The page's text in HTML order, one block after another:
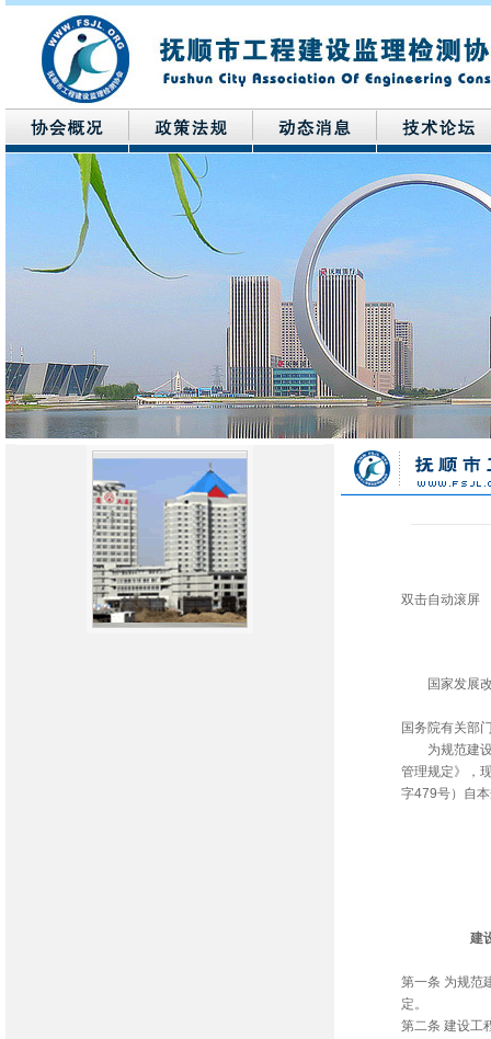
双击自动滚屏
国家发展改
国务院有关部
为规范建设
管理规定》，
字479号）自
建
第一条 为规范
定。
第二条 建设工